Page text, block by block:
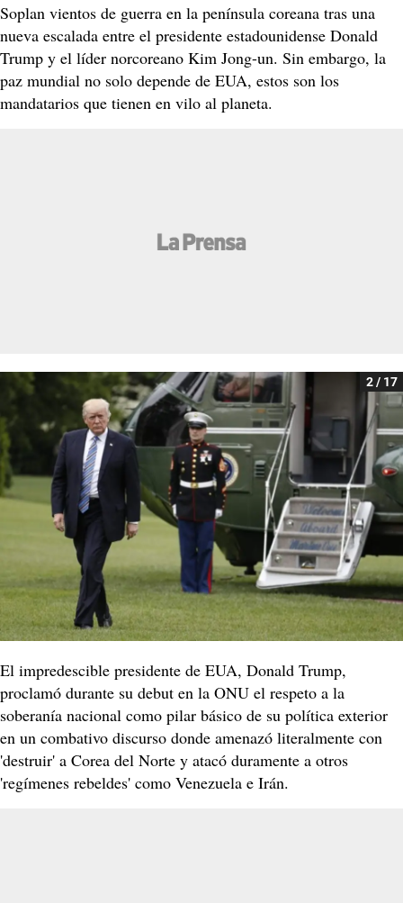
Soplan vientos de guerra en la península coreana tras una
nueva escalada entre el presidente estadounidense Donald
Trump y el líder norcoreano Kim Jong-un. Sin embargo, la
paz mundial no solo depende de EUA, estos son los
mandatarios que tienen en vilo al planeta.
2 / 17
El impredescible presidente de EUA, Donald Trump,
proclamó durante su debut en la ONU el respeto a la
soberanía nacional como pilar básico de su política exterior
en un combativo discurso donde amenazó literalmente con
'destruir' a Corea del Norte y atacó duramente a otros
'regímenes rebeldes' como Venezuela e Irán.